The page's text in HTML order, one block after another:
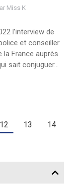
Miss K
l’interview de
et conseiller
la France auprès
sait conjuguer…
12 13
14